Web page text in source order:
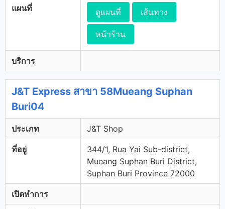
แผนที่ ดูแผนที่ เส้นทาง
หน้าร้าน
บริการ
J&T Express สาขา 58Mueang Suphan
Buri04
ประเภท J&T Shop
ที่อยู่
344/1, Rua Yai Sub-district,
Mueang Suphan Buri District,
Suphan Buri Province 72000
เปิดทำการ